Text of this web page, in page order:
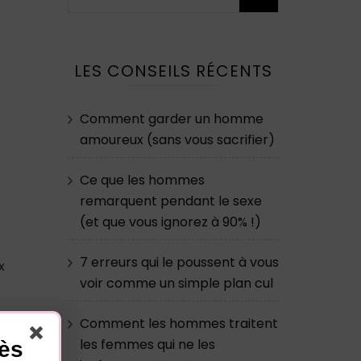
LES CONSEILS RÉCENTS
Comment garder un homme
amoureux (sans vous sacrifier)
Ce que les hommes
remarquent pendant le sexe
(et que vous ignorez à 90% !)
7 erreurs qui le poussent à vous
voir comme un simple plan cul
Comment les hommes traitent
les femmes qui ne les